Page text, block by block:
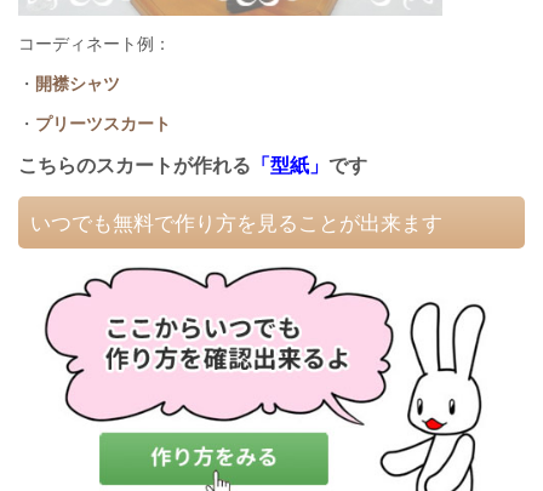
コーディネート例：
・ 開襟シャツ
・ プリーツスカート
こちらのスカート が作れる 「型紙」 です
いつでも無料で作り方を見ることが出来ます